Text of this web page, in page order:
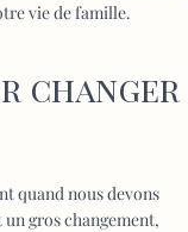
vie de famille.
changer
quand nous devons
gros changement,